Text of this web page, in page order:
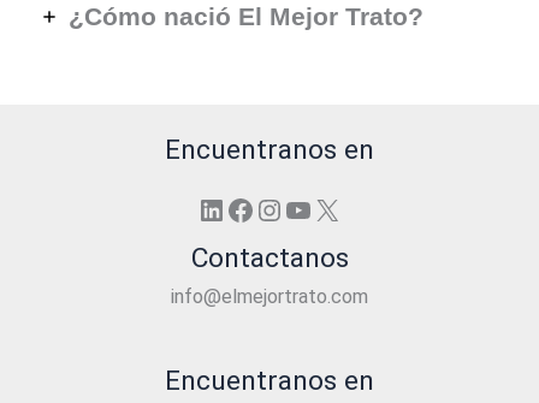
¿Cómo nació El Mejor Trato?
Encuentranos en
LinkedIn
Facebook
Instagram
YouTube
X
Contactanos
info@elmejortrato.com
Encuentranos en